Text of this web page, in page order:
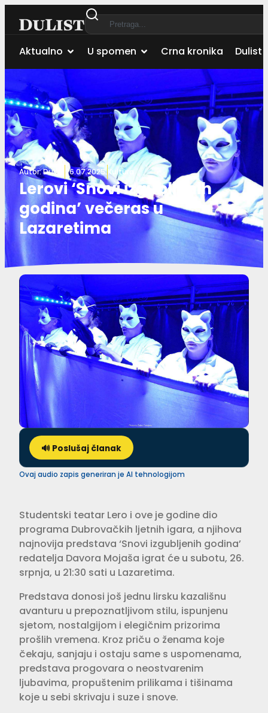
Aktualno U spomen Crna kronika Dulist
Autor:Dulist 26.07.2025.Kultura
Lerovi ‘Snovi izgubljenih
godina’ večeras u
Lazaretima
🔊 Poslušaj članak
Ovaj audio zapis generiran je AI tehnologijom
Studentski teatar Lero i ove je godine dio
programa Dubrovačkih ljetnih igara, a njihova
najnovija predstava ‘Snovi izgubljenih godina’
redatelja Davora Mojaša igrat će u subotu, 26.
srpnja, u 21:30 sati u Lazaretima.
Predstava donosi još jednu lirsku kazališnu
avanturu u prepoznatljivom stilu, ispunjenu
sjetom, nostalgijom i elegičnim prizorima
prošlih vremena. Kroz priču o ženama koje
čekaju, sanjaju i ostaju same s uspomenama,
predstava progovara o neostvarenim
ljubavima, propuštenim prilikama i tišinama
koje u sebi skrivaju i suze i snove.